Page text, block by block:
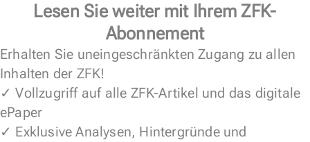
Lesen Sie weiter mit Ihrem ZFK-
Abonnement
Erhalten Sie uneingeschränkten Zugang zu allen
Inhalten der ZFK!
✓ Vollzugriff auf alle ZFK-Artikel und das digitale
ePaper
✓ Exklusive Analysen, Hintergründe und